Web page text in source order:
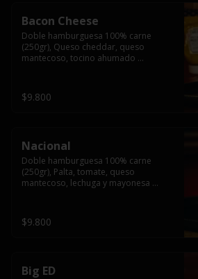
Bacon Cheese
Doble hamburguesa 100% carne
(250gr), Queso cheddar, queso
mantecoso, tocino ahumado
brioche y acompañado de papas
fritas.
$9.800
Nacional
Doble hamburguesa 100% carne
(250gr), Palta, tomate, queso
mantecoso, lechuga y mayonesa
$9.800
Big ED